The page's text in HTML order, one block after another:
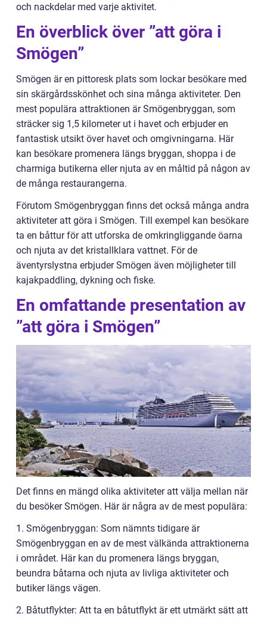
och nackdelar med varje aktivitet.
En överblick över ”att göra i
Smögen”
Smögen är en pittoresk plats som lockar besökare med
sin skärgårdsskönhet och sina många aktiviteter. Den
mest populära attraktionen är Smögenbryggan, som
sträcker sig 1,5 kilometer ut i havet och erbjuder en
fantastisk utsikt över havet och omgivningarna. Här
kan besökare promenera längs bryggan, shoppa i de
charmiga butikerna eller njuta av en måltid på någon av
de många restaurangerna.
Förutom Smögenbryggan finns det också många andra
aktiviteter att göra i Smögen. Till exempel kan besökare
ta en båttur för att utforska de omkringliggande öarna
och njuta av det kristallklara vattnet. För de
äventyrslystna erbjuder Smögen även möjligheter till
kajakpaddling, dykning och fiske.
En omfattande presentation av
”att göra i Smögen”
Det finns en mängd olika aktiviteter att välja mellan när
du besöker Smögen. Här är några av de mest populära:
1. Smögenbryggan: Som nämnts tidigare är
Smögenbryggan en av de mest välkända attraktionerna
i området. Här kan du promenera längs bryggan,
beundra båtarna och njuta av livliga aktiviteter och
butiker längs vägen.
2. Båtutflykter: Att ta en båtutflykt är ett utmärkt sätt att